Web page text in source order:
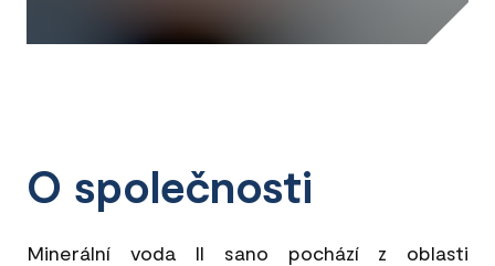
O společnosti
Minerální voda Il sano pochází z oblasti